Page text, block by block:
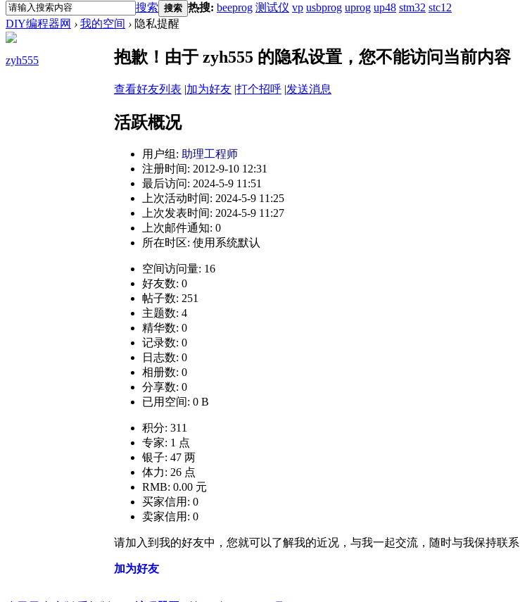
搜索 搜索 热搜: beeprog 测试仪 vp usbprog uprog up48 stm32 stc12
DIY编程器网 › 我的空间 › 隐私提醒
zyh555 抱歉！由于 zyh555 的隐私设置，您不能访问当前内容
查看好友列表 |加为好友 |打个招呼 |发送消息
活跃概况
用户组: 助理工程师
注册时间: 2012-9-10 12:31
最后访问: 2024-5-9 11:51
上次活动时间: 2024-5-9 11:25
上次发表时间: 2024-5-9 11:27
上次邮件通知: 0
所在时区: 使用系统默认
空间访问量: 16
好友数: 0
帖子数: 251
主题数: 4
精华数: 0
记录数: 0
日志数: 0
相册数: 0
分享数: 0
已用空间: 0 B
积分: 311
专家: 1 点
银子: 47 两
体力: 26 点
RMB: 0.00 元
买家信用: 0
卖家信用: 0
请加入到我的好友中，您就可以了解我的近况，与我一起交流，随时与我保持联系
加为好友